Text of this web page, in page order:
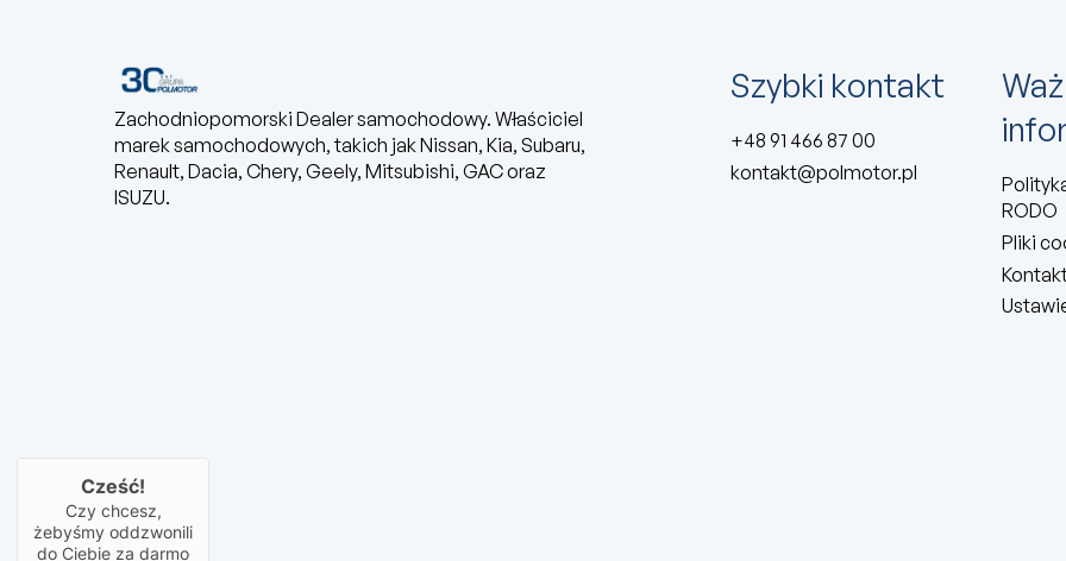
Zachodniopomorski Dealer samochodowy. Właściciel
marek samochodowych, takich jak Nissan, Kia, Subaru,
Renault, Dacia, Chery, Geely, Mitsubishi, GAC oraz
ISUZU.
Szybki kontakt
+48 91 466 87 00
kontakt@polmotor.pl
RODO
Pliki
Cześć!
Czy chcesz,
żebyśmy oddzwonili
do Ciebie za darmo